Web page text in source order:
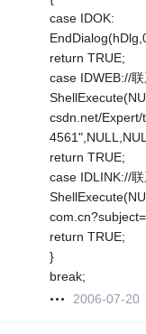
case IDOK:
return TRUE;
case IDWEB://
csdn.net/
return TRUE;
case IDLINK://
return TRUE;
}
break;
2006-07-20